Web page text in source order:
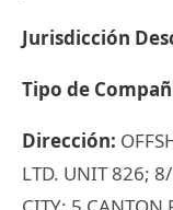
Jurisdicción
Tipo de
Dirección:
LTD. UNIT 826;